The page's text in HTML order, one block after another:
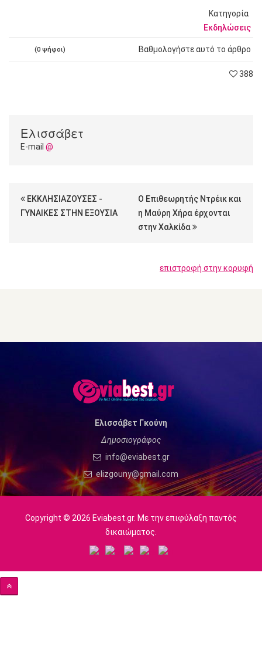
Κατηγορία
Εκδηλώσεις
Βαθμολογήστε αυτό το άρθρο
(0 ψήφοι)
388
Ελισσάβετ
E-mail @
ΕΚΚΛΗΣΙΑΖΟΥΣΕΣ -
ΓΥΝΑΙΚΕΣ ΣΤΗΝ ΕΞΟΥΣΙΑ
Ο Επιθεωρητής Ντρέικ και
η Μαύρη Χήρα έρχονται
στην Χαλκίδα
επιστροφή στην κορυφή
Ελισσάβετ Γκούνη
Δημοσιογράφος
info@eviabest.gr
elizgouny@gmail.com
Copyright © 2026 Eviabest.gr. Με την επιφύλαξη παντός
δικαιώματος.